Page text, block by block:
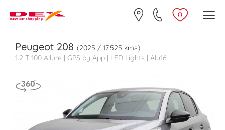
0
Peugeot 208 (2025 / 17.525 kms)
1.2 T 100 Allure | GPS by App | LED Lights | Alu16